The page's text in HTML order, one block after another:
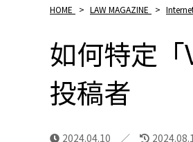
HOME > LAW MAGAZINE >
如何特定
投稿者
2024.04.10